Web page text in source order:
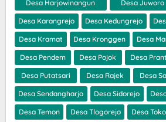
Desa Harjowinangun Desa Juworo
Desa Karangrejo Desa Kedungrejo
Desa Kramat Desa Kronggen Desa
Desa Pendem Desa Pojok Desa
Desa Putatsari Desa Rajek Desa
Desa Sendangharjo Desa Sidorejo
Desa Temon Desa Tlogorejo Desa Toko